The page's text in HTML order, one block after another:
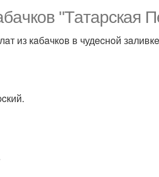
"Тaтapcкaя
из кaбaчкoв в чудecнoй